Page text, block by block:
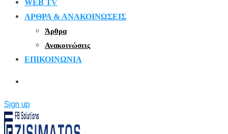
WEB TV
ΑΡΘΡΑ & ΑΝΑΚΟΙΝΩΣΕΙΣ
Άρθρα
Ανακοινώσεις
ΕΠΙΚΟΙΝΩΝΙΑ
Sign up